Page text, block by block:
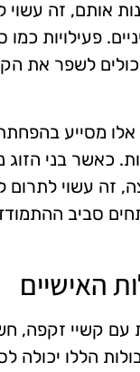
אותם, זה
פעילויות כמו
לשפר את
אלו מסייע
כאשר בני הזוג
זה עשוי
סביב
האישיים
קשיי זקפה,
הללו יכולה